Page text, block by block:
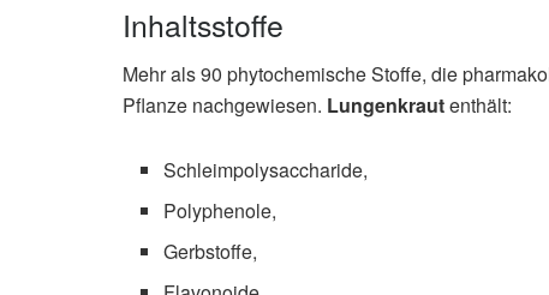
Inhaltsstoffe
Mehr als 90 phytochemische Stoffe, die
Pflanze nachgewiesen. Lungenkrautenthält:
Schleimpolysaccharide,
Polyphenole,
Gerbstoffe,